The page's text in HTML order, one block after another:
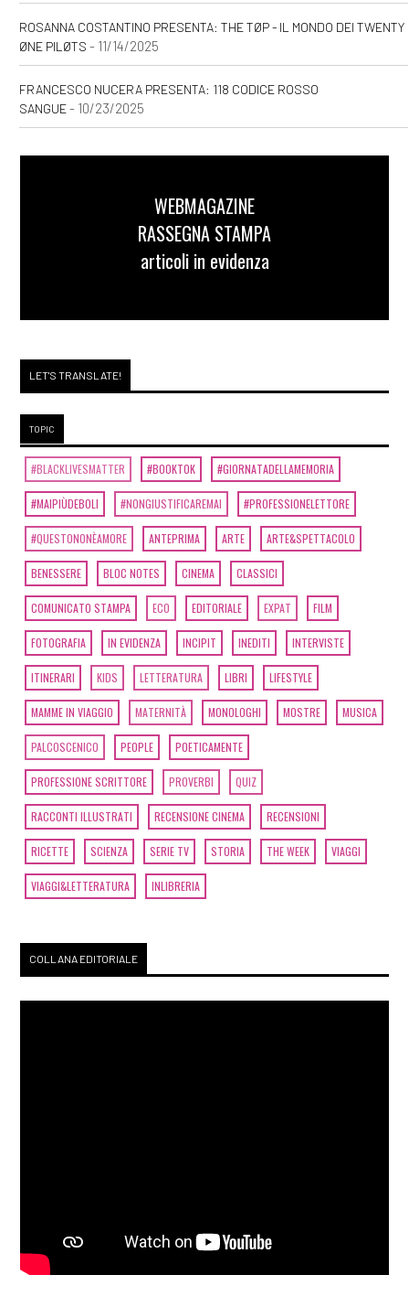
ROSANNA COSTANTINO PRESENTA: THE TØP - IL MONDO DEI TWENTY
ØNE PILØTS - 11/14/2025
FRANCESCO NUCERA PRESENTA: 118 CODICE ROSSO
SANGUE- 10/23/2025
WEBMAGAZINE
RASSEGNA STAMPA
articoli in evidenza
LET'S TRANSLATE!
TOPIC
#BLACKLIVESMATTER #BOOKTOK #GIORNATADELLAMEMORIA
#MAIPIÙDEBOLI #NONGIUSTIFICAREMAI #PROFESSIONELETTORE
#QUESTONONÈAMORE ANTEPRIMA ARTE ARTE&SPETTACOLO
BENESSERE BLOC NOTES CINEMA CLASSICI
COMUNICATO STAMPA ECO EDITORIALE EXPAT FILM
FOTOGRAFIA IN EVIDENZA INCIPIT INEDITI INTERVISTE
ITINERARI KIDS LETTERATURA LIBRI LIFESTYLE
MAMME IN VIAGGIO MATERNITÀ MONOLOGHI MOSTRE MUSICA
PALCOSCENICO PEOPLE POETICAMENTE
PROFESSIONE SCRITTORE PROVERBI QUIZ
RACCONTI ILLUSTRATI RECENSIONE CINEMA RECENSIONI
RICETTE SCIENZA SERIE TV STORIA THE WEEK VIAGGI
VIAGGI&LETTERATURA INLIBRERIA
COLLANA EDITORIALE